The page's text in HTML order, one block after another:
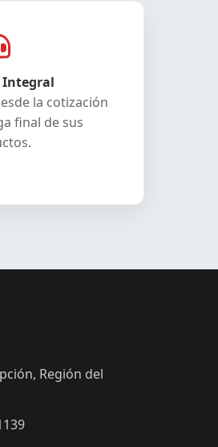
la cotización
final de sus
Región del